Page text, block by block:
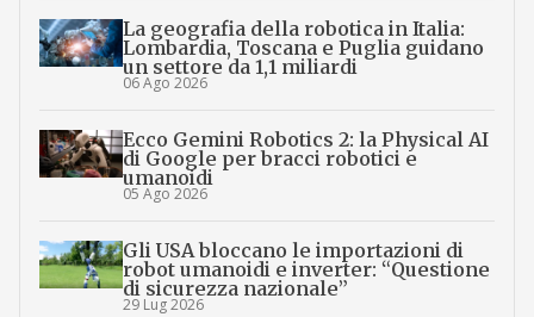
La geografia della robotica in Italia:
Lombardia, Toscana e Puglia guidano
un settore da 1,1 miliardi
06 Ago 2026
Ecco Gemini Robotics 2: la Physical AI
di Google per bracci robotici e
umanoidi
05 Ago 2026
Gli USA bloccano le importazioni di
robot umanoidi e inverter: “Questione
di sicurezza nazionale”
29 Lug 2026